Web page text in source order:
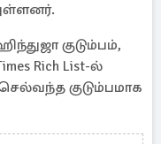
குடும்பம்,
Rich List-ல்
குடும்பமாக